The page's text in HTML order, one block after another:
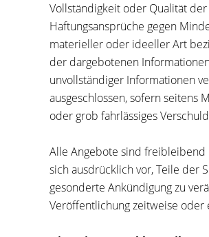
Vollständigkeit oder Qualität
Haftungsansprüche gegen
materieller oder ideeller Art
der dargebotenen
unvollständiger Informationen
ausgeschlossen, sofern seitens
oder grob fahrlässiges
Alle Angebote sind
sich ausdrücklich vor, Teile der
gesonderte Ankündigung zu
Veröffentlichung zeitweise oder